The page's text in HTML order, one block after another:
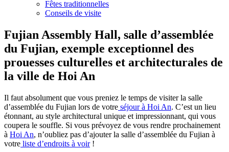
Fêtes traditionnelles
Conseils de visite
Fujian Assembly Hall, salle d’assemblée
du Fujian, exemple exceptionnel des
prouesses culturelles et architecturales de
la ville de Hoi An
Il faut absolument que vous preniez le temps de visiter la salle
d’assemblée du Fujian lors de votre séjour à Hoi An. C’est un lieu
étonnant, au style architectural unique et impressionnant, qui vous
coupera le souffle. Si vous prévoyez de vous rendre prochainement
à Hoi An, n’oubliez pas d’ajouter la salle d’assemblée du Fujian à
votre liste d’endroits à voir!